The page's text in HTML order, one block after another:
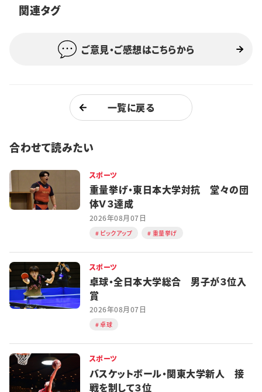
学生記者募集 お問い合わせ
関連タグ
ご意見・ご感想はこちらから
一覧に戻る
合わせて読みたい
スポーツ
重量挙げ・東日本大学対抗 堂々の団
体Ｖ３達成
2026年08月07日
ピックアップ 重量挙げ
スポーツ
卓球・全日本大学総合 男子が３位入
賞
2026年08月07日
卓球
スポーツ
バスケットボール・関東大学新人 接
戦を制して３位